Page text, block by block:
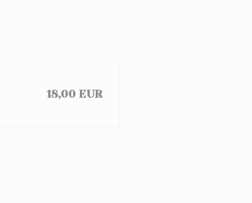
18,00 EUR